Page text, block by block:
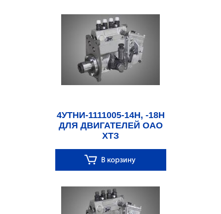
4УТНИ-1111005-14Н, -18Н
ДЛЯ ДВИГАТЕЛЕЙ ОАО
ХТЗ